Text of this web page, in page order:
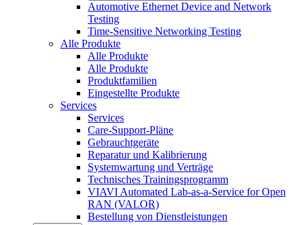
Automotive Ethernet Device and Network
Testing
Time-Sensitive Networking Testing
Alle Produkte
Alle Produkte
Alle Produkte
Produktfamilien
Eingestellte Produkte
Services
Services
Care-Support-Pläne
Gebrauchtgeräte
Reparatur und Kalibrierung
Systemwartung und Verträge
Technisches Trainingsprogramm
VIAVI Automated Lab-as-a-Service for Open
RAN (VALOR)
Bestellung von Dienstleistungen